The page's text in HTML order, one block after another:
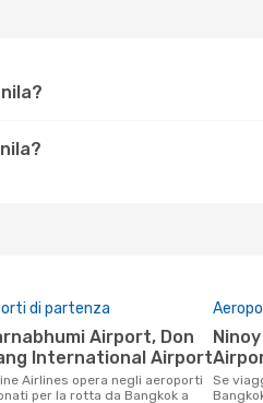
di partenza
International Airport
per la rotta da Bangkok a
Ninoy Aquino International
Se viaggi con Philippine Airlines da